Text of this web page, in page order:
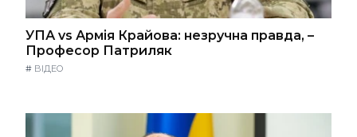
УПА vs Армія Крайова: незручна правда, –
Професор Патриляк
# ВІДЕО